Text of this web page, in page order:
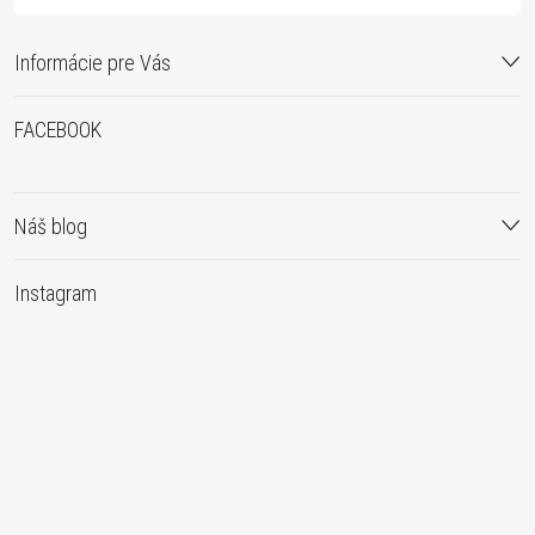
Informácie pre Vás
FACEBOOK
Náš blog
Instagram